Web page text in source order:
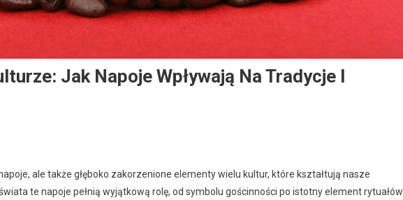
Jak Napoje Wpływają Na Tradycje I
ale także głęboko zakorzenione elementy wielu kultur, które kształtują nasze
te napoje pełnią wyjątkową rolę, od symbolu gościnności po istotny element rytuałów